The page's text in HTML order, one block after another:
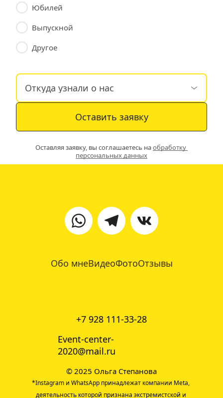
Юбилей
Выпускной
Другое
Оставить заявку
Оставляя заявку, вы соглашаетесь на обработку
персональных данных
Обо мнеВидеоФотоОтзывы
© 2025 Ольга Степанова
+7 928 111-33-28
Event-center-
2020@mail.ru
*Instagram и WhatsApp принадлежат компании Meta,
деятельность которой признана экстремистской и